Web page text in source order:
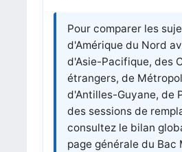
Pour comparer les
d'Amérique du Nord
d'Asie-Pacifique, des
étrangers, de
d'Antilles-Guyane, de
des sessions de
consultez le bilan
page générale du Bac